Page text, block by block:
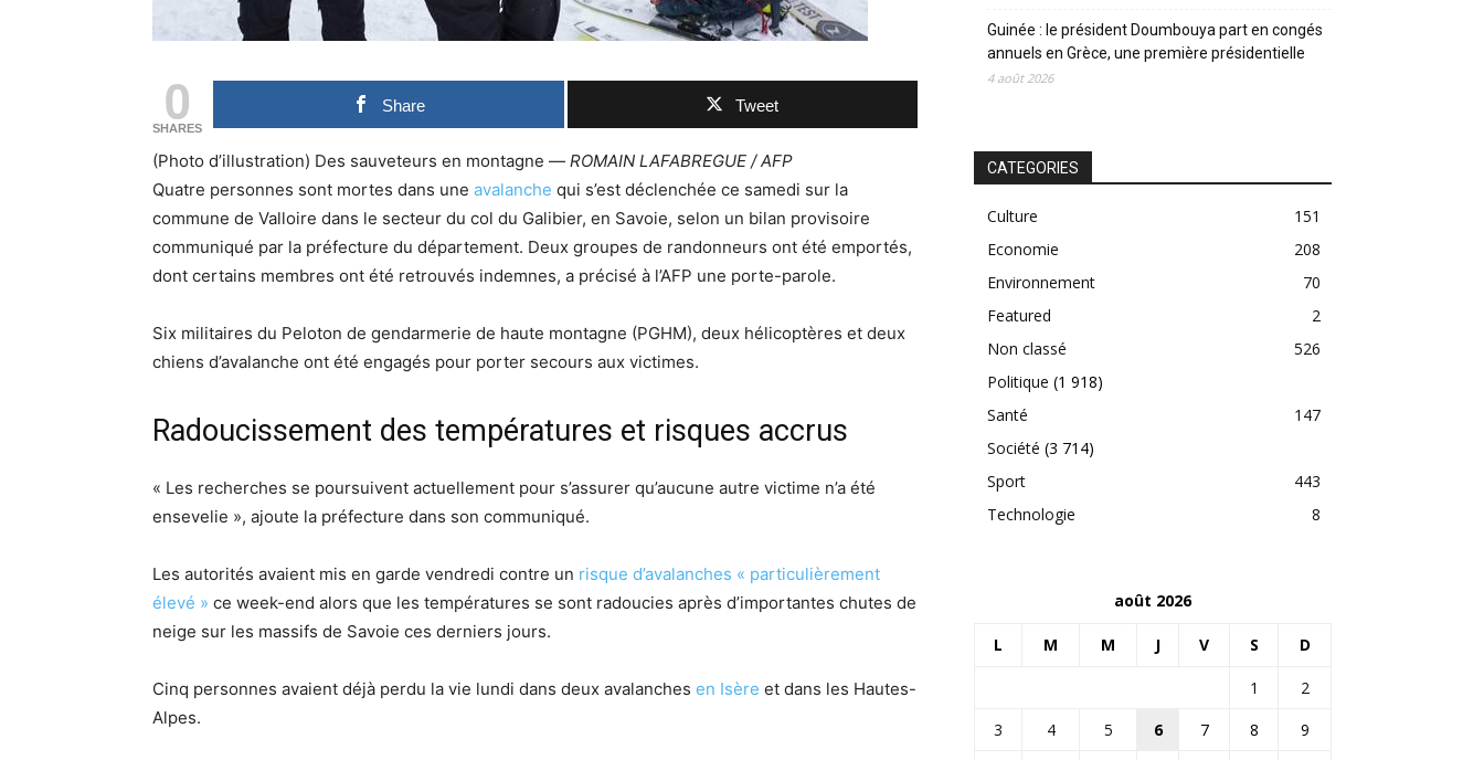
0
SHARES
Share Tweet
(Photo d’illustration) Des sauveteurs en montagne — ROMAIN LAFABREGUE / AFP
Quatre personnes sont mortes dans une avalanche qui s’est déclenchée ce samedi sur la
commune de Valloire dans le secteur du col du Galibier, en Savoie, selon un bilan provisoire
communiqué par la préfecture du département. Deux groupes de randonneurs ont été emportés,
dont certains membres ont été retrouvés indemnes, a précisé à l’AFP une porte-parole.
Six militaires du Peloton de gendarmerie de haute montagne (PGHM), deux hélicoptères et deux
chiens d’avalanche ont été engagés pour porter secours aux victimes.
Radoucissement des températures et risques accrus
« Les recherches se poursuivent actuellement pour s’assurer qu’aucune autre victime n’a été
ensevelie », ajoute la préfecture dans son communiqué.
Les autorités avaient mis en garde vendredi contre un risque d’avalanches « particulièrement
élevé » ce week-end alors que les températures se sont radoucies après d’importantes chutes de
neige sur les massifs de Savoie ces derniers jours.
Cinq personnes avaient déjà perdu la vie lundi dans deux avalanches en Isère et dans les Hautes-
Alpes.
Guinée : le président Doumbouya part en congés
annuels en Grèce, une première présidentielle
4 août 2026
CATEGORIES
Culture
151
Economie
208
Environnement
70
Featured
2
Non classé
526
Politique (1 918)
Santé
147
Société (3 714)
Sport
443
Technologie
8
août 2026
L M M J V S D
1
2
3
4 5 6 7 8
9